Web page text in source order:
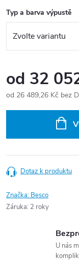
Typ a barva výpustě
od 32
od 26 489,26 Kč bez
Dotaz k produktu
Značka: Besco
Záruka: 2 roky
U nás